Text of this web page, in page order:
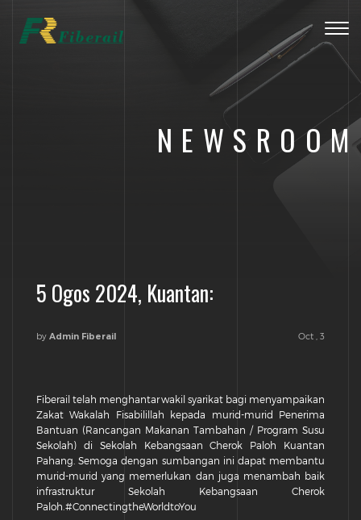
NEWSROOM
5 Ogos 2024, Kuantan:
by Admin Fiberail Oct , 3
Fiberail telah menghantar wakil syarikat bagi menyampaikan
Zakat Wakalah Fisabilillah kepada murid-murid Penerima
Bantuan (Rancangan Makanan Tambahan / Program Susu
Sekolah) di Sekolah Kebangsaan Cherok Paloh Kuantan
Pahang. Semoga dengan sumbangan ini dapat membantu
murid-murid yang memerlukan dan juga menambah baik
infrastruktur Sekolah Kebangsaan Cherok
Paloh. #ConnectingtheWorldtoYou